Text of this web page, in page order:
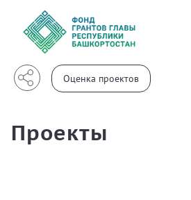
Проекты